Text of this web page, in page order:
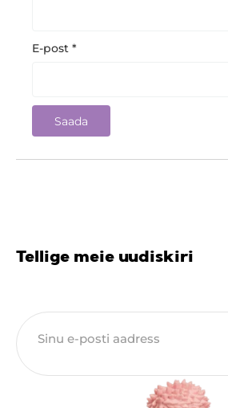
E-post *
Tellige meie uudiskiri